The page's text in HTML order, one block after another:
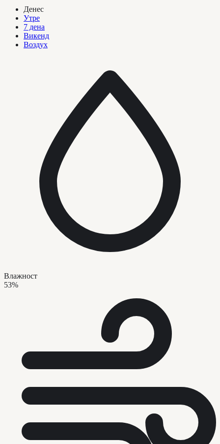
Денес
Утре
7 дена
Викенд
Воздух
Влажност
53%